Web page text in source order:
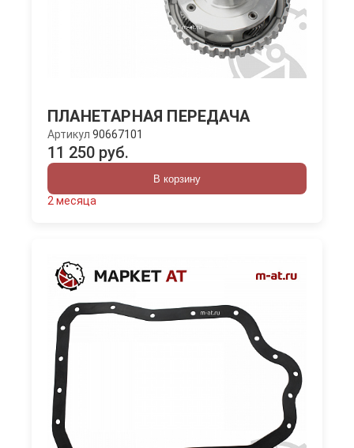
ПЛАНЕТАРНАЯ ПЕРЕДАЧА
Артикул 90667101
11 250 руб.
В корзину
2 месяца